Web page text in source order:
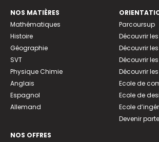
NOS MATIÈRES
Mathématiques
Histoire
Géographie
SVT
Physique Chimie
Anglais
Espagnol
Allemand
NOS OFFRES
Parcoursup
Découvrir
Découvrir
Découvrir
Découvrir
Ecole de
Ecole de
Ecole
Devenir